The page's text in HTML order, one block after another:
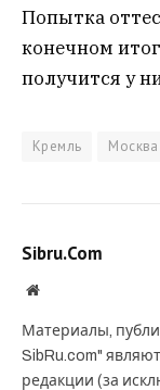
Попытка
конечном
получится у
Кремль Москва
Sibru.Com
Website
Материалы,
SibRu.com"
редакции (за